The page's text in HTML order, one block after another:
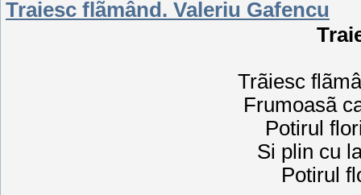
Traiesc flãmând. Valeriu Gafencu
Trãiesc
Frumoasã
Potirul
Si plin cu
Potirul